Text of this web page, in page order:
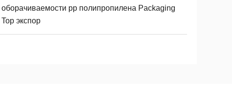
оборачиваемости pp полипропилена Packaging
Top экспор